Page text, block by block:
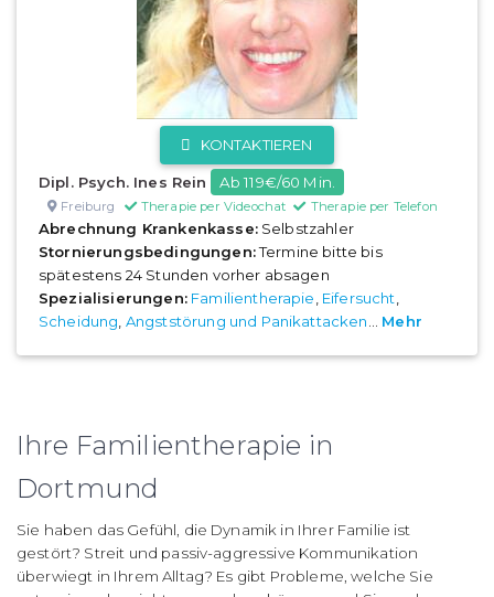
KONTAKTIEREN
Dipl. Psych. Ines Rein Ab 119€/60 Min.
Freiburg Therapie per Videochat Therapie per Telefon
Abrechnung Krankenkasse:Selbstzahler
Stornierungsbedingungen:Termine bitte bis
spätestens 24 Stunden vorher absagen
Spezialisierungen: Familientherapie Eifersucht
Scheidung Angststörung und Panikattacken Mehr
Ihre Familientherapie in
Dortmund
Sie haben das Gefühl, die Dynamik in Ihrer Familie ist
gestört? Streit und passiv-aggressive Kommunikation
überwiegt in Ihrem Alltag? Es gibt Probleme, welche Sie